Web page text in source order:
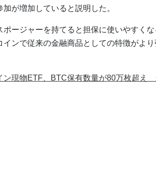
が増加していると説明した。
ージャーを持てると担保に使いやすくな
ンで従来の金融商品としての特徴がよ
ン現物ETF、BTC保有数量が80万枚超え